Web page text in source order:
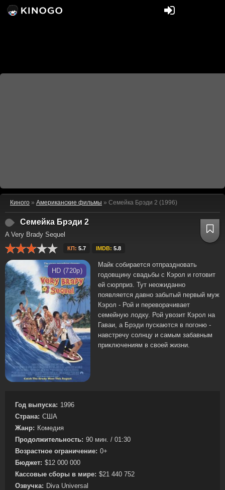
Киного » Американские фильмы » Семейка Брэди 2 (1996)
Семейка Брэди 2
A Very Brady Sequel
КП: 5.7 IMDB: 5.8
HD (720p)
Майк собирается отпраздновать
годовщину свадьбы с Кэрол и готовит
ей сюрприз. Тут неожиданно
появляется давно забытый первый муж
Кэрол - Рой и переворачивает
семейную лодку. Рой увозит Кэрол на
Гаваи, а Брэди пускаются в погоню -
навстречу солнцу и самым забавным
приключениям в своей жизни.
Год выпуска: 1996
Страна: США
Жанр: Комедия
Продолжительность: 90 мин. / 01:30
Возрастное ограничение: 0+
Бюджет: $12 000 000
Кассовые сборы в мире: $21 440 752
Озвучка: Diva Universal